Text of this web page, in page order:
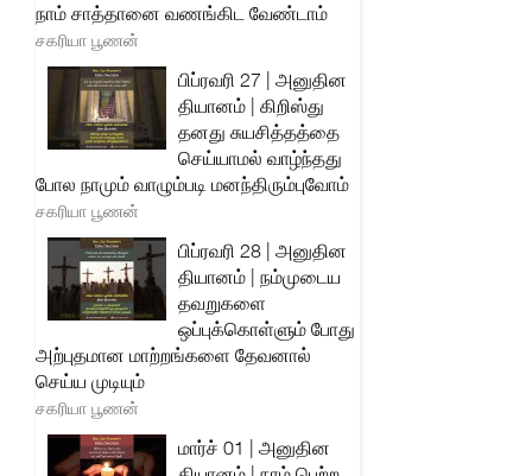
நாம் சாத்தானை வணங்கிட வேண்டாம்
சகரியா பூணன்
பிப்ரவரி 27 | அனுதின
தியானம் | கிறிஸ்து
தனது சுயசித்தத்தை
செய்யாமல் வாழ்ந்தது
போல நாமும் வாழும்படி மனந்திரும்புவோம்
சகரியா பூணன்
பிப்ரவரி 28 | அனுதின
தியானம் | நம்முடைய
தவறுகளை
ஒப்புக்கொள்ளும் போது
அற்புதமான மாற்றங்களை தேவனால்
செய்ய முடியும்
சகரியா பூணன்
மார்ச் 01 | அனுதின